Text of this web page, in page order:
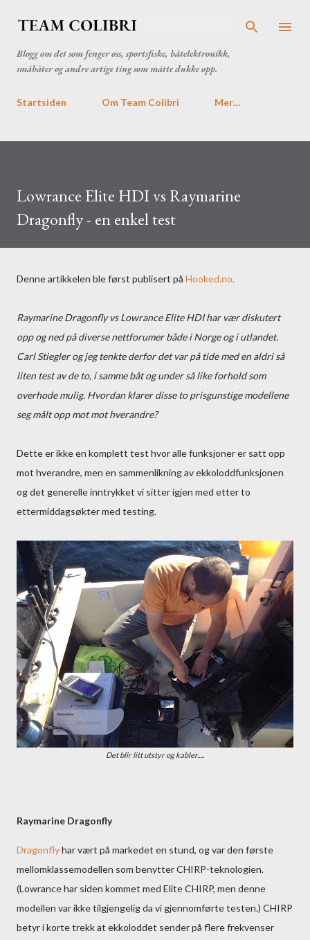
Blogg om det som fenger oss, sportsfiske, båtelektronikk,
småbåter og andre artige ting som måtte dukke opp.
Startsiden Om Team Colibri Mer…
Lowrance Elite HDI vs Raymarine
Dragonfly - en enkel test
Denne artikkelen ble først publisert på Hooked.no.
Raymarine Dragonfly vs Lowrance Elite HDI har vær diskutert
opp og ned på diverse nettforumer både i Norge og i utlandet.
Carl Stiegler og jeg tenkte derfor det var på tide med en aldri så
liten test av de to, i samme båt og under så like forhold som
overhode mulig. Hvordan klarer disse to prisgunstige modellene
seg målt opp mot mot hverandre?
Dette er ikke en komplett test hvor alle funksjoner er satt opp
mot hverandre, men en sammenlikning av ekkoloddfunksjonen
og det generelle inntrykket vi sitter igjen med etter to
ettermiddagsøkter med testing.
Det blir litt utstyr og kabler.....
Raymarine Dragonfly
Dragonflyhar vært på markedet en stund, og var den første
mellomklassemodellen som benytter CHIRP-teknologien.
(Lowrance har siden kommet med Elite CHIRP, men denne
modellen var ikke tilgjengelig da vi gjennomførte testen.) CHIRP
betyr i korte trekk at ekkoloddet sender på flere frekvenser